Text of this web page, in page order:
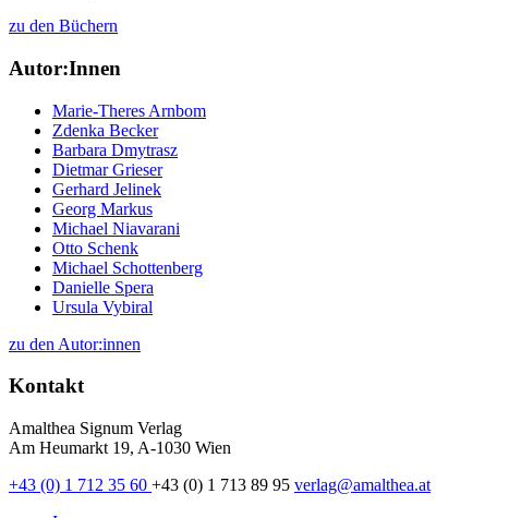
zu den Büchern
Autor:Innen
Marie-Theres Arnbom
Zdenka Becker
Barbara Dmytrasz
Dietmar Grieser
Gerhard Jelinek
Georg Markus
Michael Niavarani
Otto Schenk
Michael Schottenberg
Danielle Spera
Ursula Vybiral
zu den Autor:innen
Kontakt
Amalthea Signum Verlag
Am Heumarkt 19, A-1030 Wien
+43 (0) 1 712 35 60 +43 (0) 1 713 89 95 verlag@amalthea.at